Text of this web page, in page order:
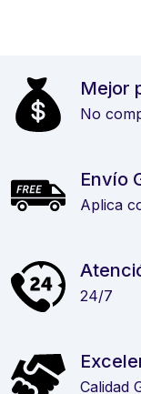
Mejor
No
Envío
Aplica
24/7
Calidad